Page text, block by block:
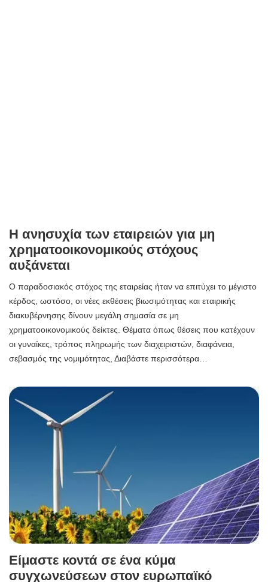
Η ανησυχία των εταιρειών για μη
χρηματοοικονομικούς στόχους
αυξάνεται
Ο παραδοσιακός στόχος της εταιρείας ήταν να επιτύχει το μέγιστο
κέρδος, ωστόσο, οι νέες εκθέσεις βιωσιμότητας και εταιρικής
διακυβέρνησης δίνουν μεγάλη σημασία σε μη
χρηματοοικονομικούς δείκτες. Θέματα όπως θέσεις που κατέχουν
οι γυναίκες, τρόπος πληρωμής των διαχειριστών, διαφάνεια,
σεβασμός της νομιμότητας, Διαβάστε περισσότερα…
Είμαστε κοντά σε ένα κύμα
συγχωνεύσεων στον ευρωπαϊκό